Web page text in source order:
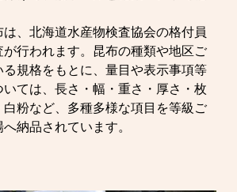
、北海道水産物検査協会の格付員
が行われます。昆布の種類や地区ご
る規格をもとに、量目や表示事項等
ては、長さ・幅・重さ・厚さ・枚
粉など、多種多様な項目を等級ご
納品されています。